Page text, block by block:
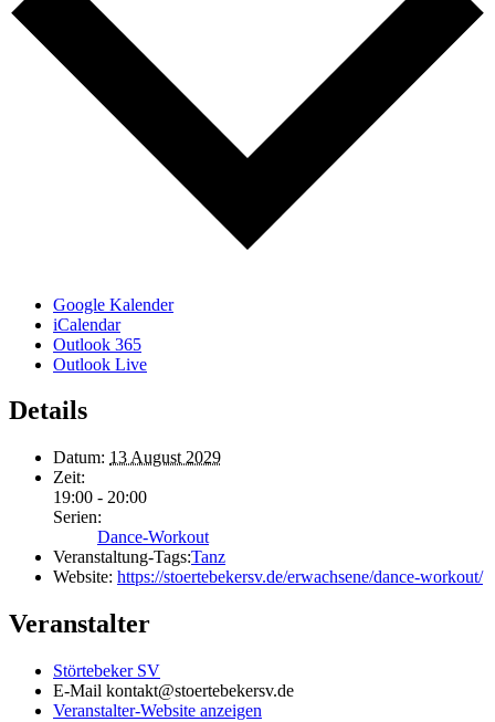
Google Kalender
iCalendar
Outlook 365
Outlook Live
Details
Datum: 13 August 2029
Zeit:
19:00 - 20:00
Serien:
Dance-Workout
Veranstaltung-Tags:Tanz
Website: https://stoertebekersv.de/erwachsene/dance-workout/
Veranstalter
Störtebeker SV
E-Mail kontakt@stoertebekersv.de
Veranstalter-Website anzeigen